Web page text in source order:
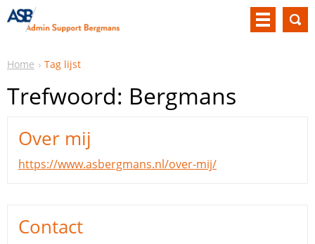
Home Tag lijst
Trefwoord: Bergmans
Over mij
https://www.asbergmans.nl/over-mij/
Contact